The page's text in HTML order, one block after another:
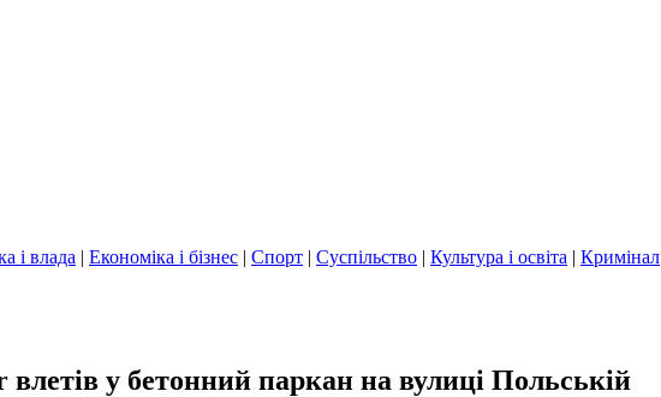
і влада | Економіка і бізнес | Спорт | Суспільство | Культура і освіта | Кримінал
у бетонний паркан на вулиці Польській